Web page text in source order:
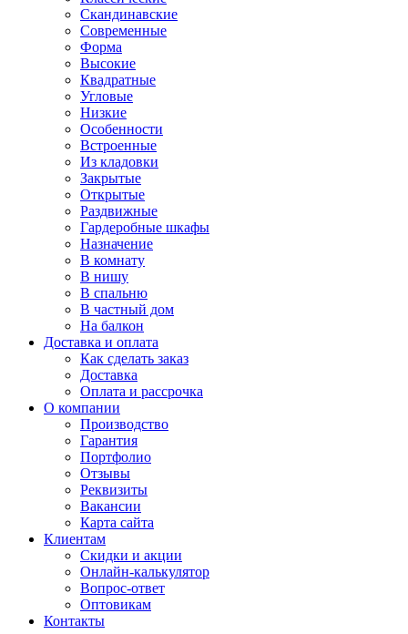
Скандинавские
Современные
Форма
Высокие
Квадратные
Угловые
Низкие
Особенности
Встроенные
Из кладовки
Закрытые
Открытые
Раздвижные
Гардеробные шкафы
Назначение
В комнату
В нишу
В спальню
В частный дом
На балкон
Доставка и оплата
Как сделать заказ
Доставка
Оплата и рассрочка
О компании
Производство
Гарантия
Портфолио
Отзывы
Реквизиты
Вакансии
Карта сайта
Клиентам
Скидки и акции
Онлайн-калькулятор
Вопрос-ответ
Оптовикам
Контакты